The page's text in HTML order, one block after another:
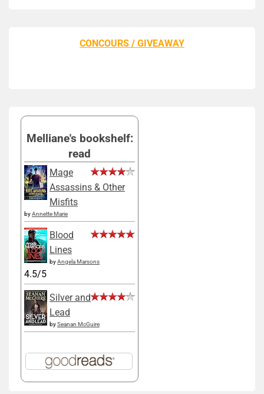
CONCOURS / GIVEAWAY
Melliane's bookshelf:
read
Mage
Assassins & Other
Misfits
byAnnette Marie
Blood
Lines
byAngela Marsons
4.5/5
Silver and
Lead
bySeanan McGuire